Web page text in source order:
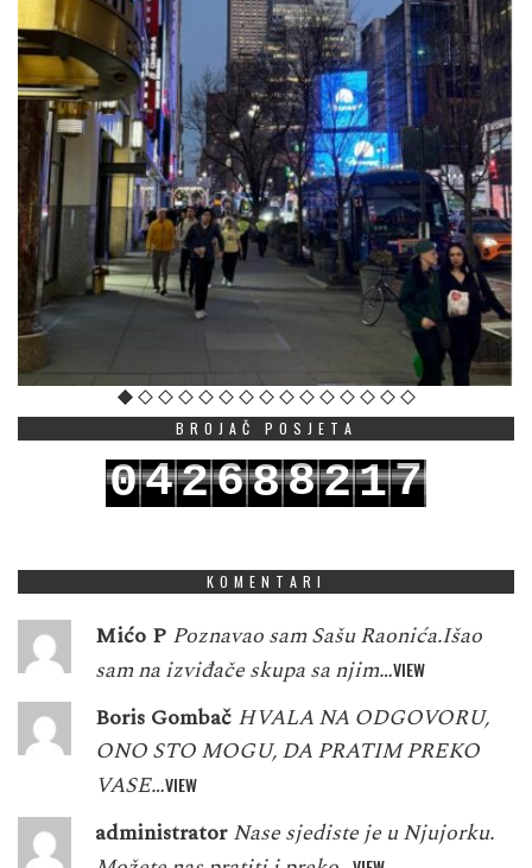
BROJAČ POSJETA
042688217
KOMENTARI
Mićo P Poznavao sam Sašu Raonića.Išao
sam na izviđače skupa sa njim…VIEW
Boris Gombač HVALA NA ODGOVORU,
ONO STO MOGU, DA PRATIM PREKO
VASE…VIEW
administrator Nase sjediste je u Njujorku.